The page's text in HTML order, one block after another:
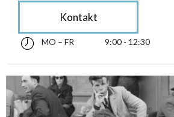
Kontakt
accessibility.sr-only.opening_hours
Montag bis Freitag 09:00 - 12:30
MO – FR 9:00 - 12:30